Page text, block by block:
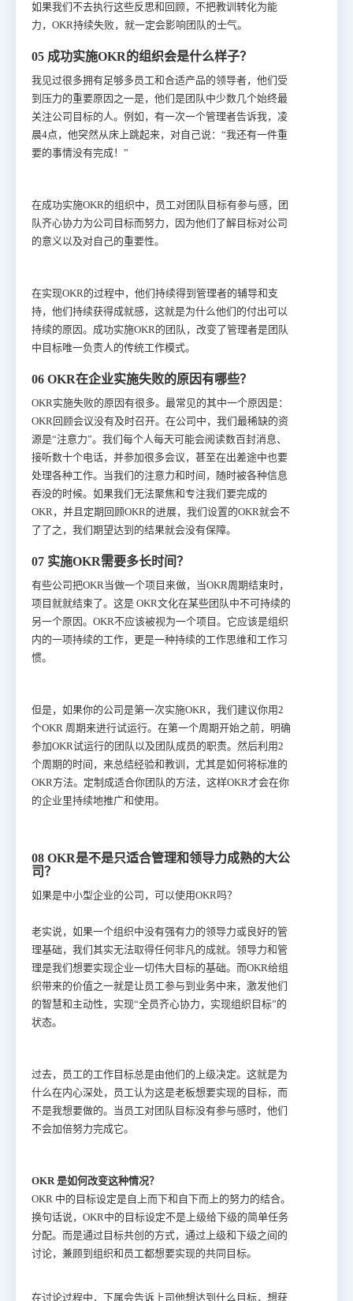
如果我们不去执行这些反思和回顾，不把教训转化为能
力，OKR持续失败，就一定会影响团队的士气。
05 成功实施OKR的组织会是什么样子？
我见过很多拥有足够多员工和合适产品的领导者，他们受
到压力的重要原因之一是，他们是团队中少数几个始终最
关注公司目标的人。例如，有一次一个管理者告诉我，凌
晨4点，他突然从床上跳起来，对自己说：“我还有一件重
要的事情没有完成！”
在成功实施OKR的组织中，员工对团队目标有参与感，团
队齐心协力为公司目标而努力，因为他们了解目标对公司
的意义以及对自己的重要性。
在实现OKR的过程中，他们持续得到管理者的辅导和支
持，他们持续获得成就感，这就是为什么他们的付出可以
持续的原因。成功实施OKR的团队，改变了管理者是团队
中目标唯一负责人的传统工作模式。
06 OKR在企业实施失败的原因有哪些？
OKR实施失败的原因有很多。最常见的其中一个原因是：
OKR回顾会议没有及时召开。在公司中，我们最稀缺的资
源是“注意力”。我们每个人每天可能会阅读数百封消息、
接听数十个电话，并参加很多会议，甚至在出差途中也要
处理各种工作。当我们的注意力和时间，随时被各种信息
吞没的时候。如果我们无法聚焦和专注我们要完成的
OKR，并且定期回顾OKR的进展，我们设置的OKR就会不
了了之，我们期望达到的结果就会没有保障。
07 实施OKR需要多长时间？
有些公司把OKR当做一个项目来做，当OKR周期结束时，
项目就就结束了。这是 OKR文化在某些团队中不可持续的
另一个原因。OKR不应该被视为一个项目。它应该是组织
内的一项持续的工作，更是一种持续的工作思维和工作习
惯。
但是，如果你的公司是第一次实施OKR，我们建议你用2
个OKR 周期来进行试运行。在第一个周期开始之前，明确
参加OKR试运行的团队以及团队成员的职责。然后利用2
个周期的时间，来总结经验和教训，尤其是如何将标准的
OKR方法。定制成适合你团队的方法，这样OKR才会在你
的企业里持续地推广和使用。
08 OKR是不是只适合管理和领导力成熟的大公
司？
如果是中小型企业的公司，可以使用OKR吗？
老实说，如果一个组织中没有强有力的领导力或良好的管
理基础，我们其实无法取得任何非凡的成就。领导力和管
理是我们想要实现企业一切伟大目标的基础。而OKR给组
织带来的价值之一就是让员工参与到业务中来，激发他们
的智慧和主动性，实现“全员齐心协力，实现组织目标”的
状态。
过去，员工的工作目标总是由他们的上级决定。这就是为
什么在内心深处，员工认为这是老板想要实现的目标，而
不是我想要做的。当员工对团队目标没有参与感时，他们
不会加倍努力完成它。
OKR 是如何改变这种情况？
OKR 中的目标设定是自上而下和自下而上的努力的结合。
换句话说，OKR中的目标设定不是上级给下级的简单任务
分配。而是通过目标共创的方式，通过上级和下级之间的
讨论，兼顾到组织和员工都想要实现的共同目标。
在讨论过程中，下属会告诉上司他想达到什么目标，想获